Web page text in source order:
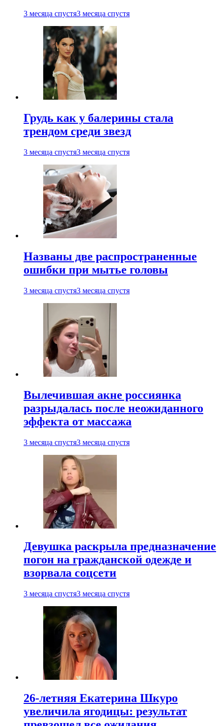
3 месяца спустя3 месяца спустя
Грудь как у балерины стала
трендом среди звезд
3 месяца спустя3 месяца спустя
Названы две распространенные
ошибки при мытье головы
3 месяца спустя3 месяца спустя
Вылечившая акне россиянка
разрыдалась после неожиданного
эффекта от массажа
3 месяца спустя3 месяца спустя
Девушка раскрыла предназначение
погон на гражданской одежде и
взорвала соцсети
3 месяца спустя3 месяца спустя
26-летняя Екатерина Шкуро
увеличила ягодицы: результат